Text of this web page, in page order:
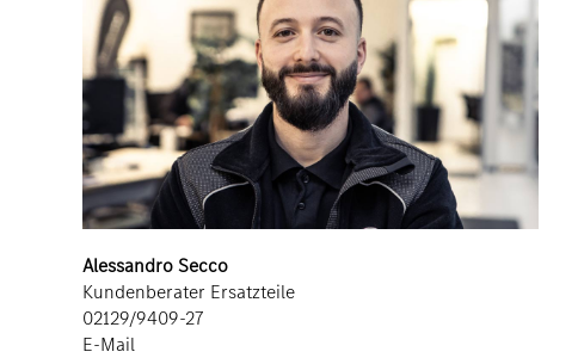
Alessandro Secco
Kundenberater Ersatzteile
02129/9409-27
E-Mail